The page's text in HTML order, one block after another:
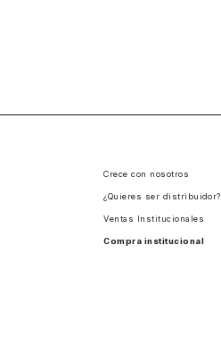
Crece con nosotros
¿Quieres ser distribuidor?
Ventas Institucionales
Compra institucional